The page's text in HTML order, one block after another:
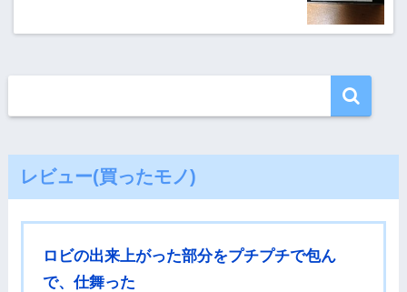
レビュー(買ったモノ)
ロビの出来上がった部分をプチプチで包ん
で、仕舞った